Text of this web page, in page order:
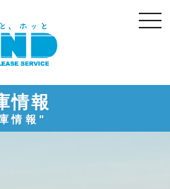
情報
情報"